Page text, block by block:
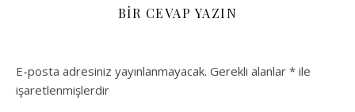
BIR CEVAP YAZIN
E-posta adresiniz yayınlanmayacak. Gerekli alanlar * ile
işaretlenmişlerdir